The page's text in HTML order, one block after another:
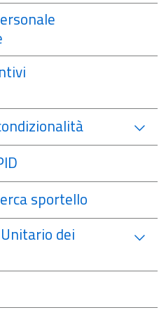
sportello
dei